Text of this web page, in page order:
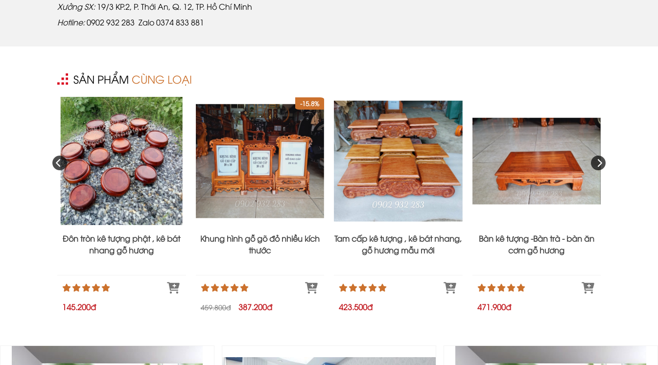
Xưởng SX:19/3 KP.2, P. Thới An, Q. 12, TP. Hồ Chí Minh
Hotline:0902 932 283 Zalo 0374 833 881
SẢN PHẨM CÙNG LOẠI
Đôn tròn kê tượng phật , kê bát
nhang gỗ hương
145.200đ
-15.8%
Khung hình gỗ gõ đỏ nhiều kích
thước
459.800đ 387.200đ
Tam cấp kê tượng , kê bát nhang,
gỗ hương mẫu mới
423.500đ
Bàn kê tượng -Bàn trà - bàn ăn
cơm gỗ hương
471.900đ